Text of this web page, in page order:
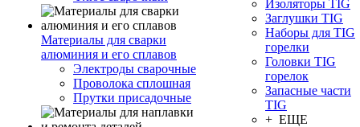
Материалы для сварки
алюминия и его сплавов
Электроды сварочные
Проволока сплошная
Прутки присадочные
Изоляторы TIG
Заглушки TIG
Наборы для TIG
горелки
Головки TIG
горелок
Запасные части
TIG
+ ЕЩЕ